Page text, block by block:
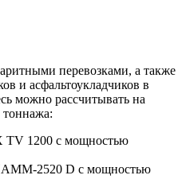
перевозками, а также
и асфальтоукладчиков в
можно рассчитывать на
TV 1200 с мощностью
2520 D с мощностью